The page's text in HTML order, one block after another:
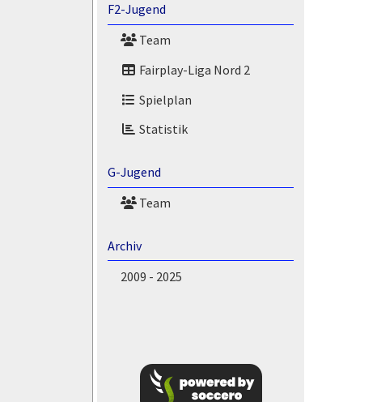
F2-Jugend
Team
Fairplay-Liga Nord 2
Spielplan
Statistik
G-Jugend
Team
Archiv
2009 - 2025